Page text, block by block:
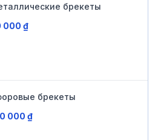
брекеты
000 ₫
брекеты
000 ₫